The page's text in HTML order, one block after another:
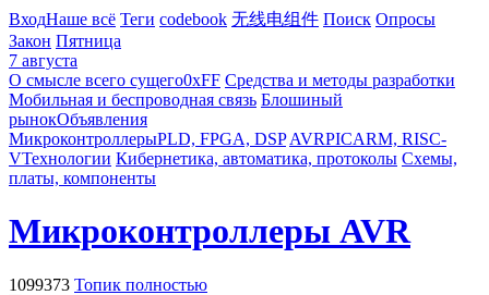
ВходНаше всё Теги codebook 无线电组件 Поиск Опросы
Закон Пятница
7 августа
О смысле всего сущего0xFF Средства и методы разработки
Мобильная и беспроводная связь Блошиный
рынокОбъявления
МикроконтроллерыPLD, FPGA, DSP AVRPICARM, RISC-
VТехнологии Кибернетика, автоматика, протоколы Схемы,
платы, компоненты
Микроконтроллеры AVR
1099373 Топик полностью